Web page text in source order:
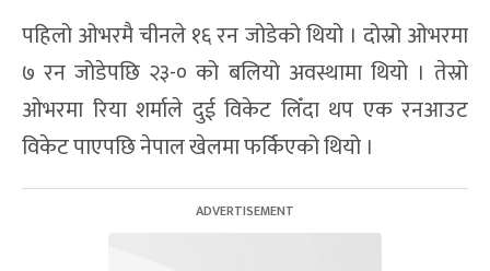
पहिलो ओभरमै चीनले १६ रन जोडेको थियो । दोस्रो ओभरमा
७ रन जोडेपछि २३-० को बलियो अवस्थामा थियो । तेस्रो
ओभरमा रिया शर्माले दुई विकेट लिँदा थप एक रनआउट
विकेट पाएपछि नेपाल खेलमा फर्किएको थियो ।